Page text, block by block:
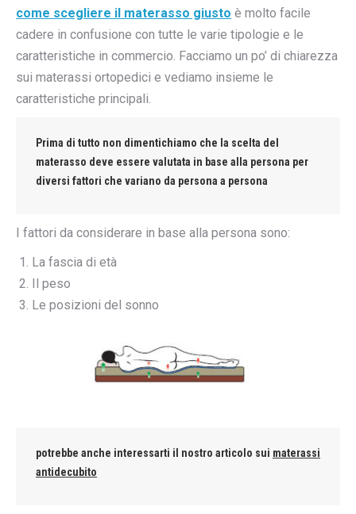
come scegliere il materasso giusto è molto facile
cadere in confusione con tutte le varie tipologie e le
caratteristiche in commercio. Facciamo un po’ di chiarezza
sui materassi ortopedici e vediamo insieme le
caratteristiche principali.
Prima di tutto non dimentichiamo che la scelta del
materasso deve essere valutata in base alla persona per
diversi fattori che variano da persona a persona
I fattori da considerare in base alla persona sono:
La fascia di età
Il peso
Le posizioni del sonno
potrebbe anche interessarti il nostro articolo sui materassi
antidecubito